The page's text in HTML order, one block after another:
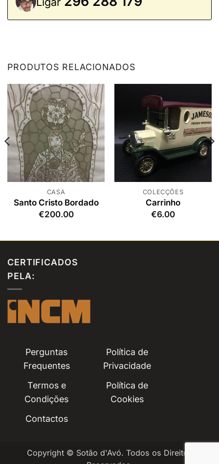
PRODUTOS RELACIONADOS
CASA
Santo Cristo Bordado
€200.00
COLECÇÕES
Carrinho
€6.00
CERTIFICADOS
PELA:
Perguntas
Frequentes
Política de
Privacidade
Termos e
Condições
Política de
Cookies
Contactos
Copyright © Sotão d'Avó. Todos os Direitos